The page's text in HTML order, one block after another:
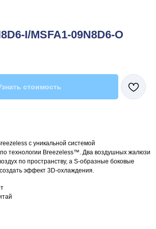
I/MSFA1-09N8D6-O
стоимость
с уникальной системой
технологии Breezeless™. Два воздушных жалюзи
по пространству, а S-образные боковые
эффект 3D-охлаждения.